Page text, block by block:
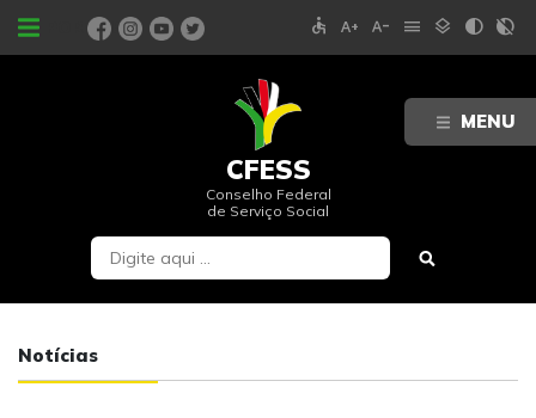
MENU
PORTAIS accessible text_increase text_decrease menu layers contrast contrast_rtl_off
CFESS
Conselho Federal
de Serviço Social
Notícias